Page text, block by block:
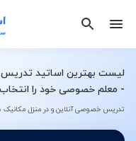
لیست بهترین اساتید
- معلم خصوصی خود را
تدریس خصوصی آنلاین و در منزل